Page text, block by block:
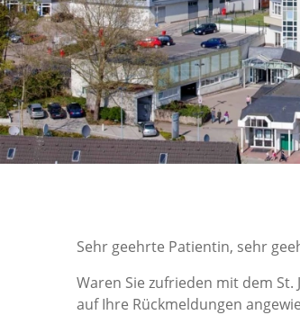
Sehr geehrte Patientin, sehr
Waren Sie zufrieden mit dem
auf Ihre Rückmeldungen